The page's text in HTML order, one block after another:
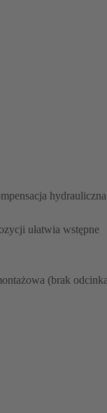
hydrauliczna
ułatwia wstępne
(brak